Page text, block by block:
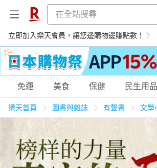
立即加入樂天會員，讓您邊購物邊賺點數！
購物網分類
天天免運 美食蛋糕
免運 美食 保健 民生用品
樂天首頁 圖書與雜誌 有聲書 文學